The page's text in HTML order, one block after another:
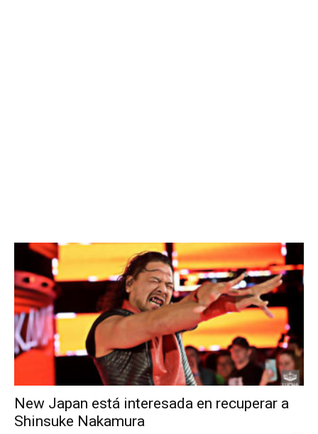
New Japan está interesada en recuperar a
Shinsuke Nakamura